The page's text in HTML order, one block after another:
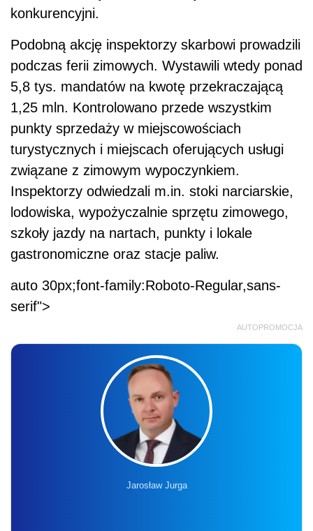
konkurencyjni.
Podobną akcję inspektorzy skarbowi prowadzili
podczas ferii zimowych. Wystawili wtedy ponad
5,8 tys. mandatów na kwotę przekraczającą
1,25 mln. Kontrolowano przede wszystkim
punkty sprzedaży w miejscowościach
turystycznych i miejscach oferujących usługi
związane z zimowym wypoczynkiem.
Inspektorzy odwiedzali m.in. stoki narciarskie,
lodowiska, wypożyczalnie sprzętu zimowego,
szkoły jazdy na nartach, punkty i lokale
gastronomiczne oraz stacje paliw.
auto 30px;font-family:Roboto-Regular,sans-
serif">
AUTOPROMOCJA
Jarosław Jurga